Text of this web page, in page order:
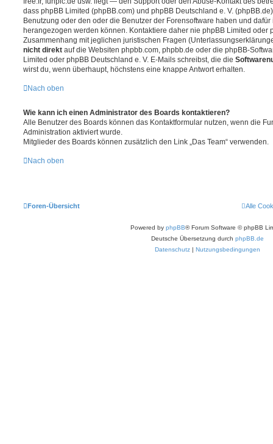
dass phpBB Limited (phpBB.com) und phpBB Deutschland e. V.
Benutzung oder den oder die Benutzer der Forensoftware haben und
herangezogen werden können. Kontaktiere daher nie phpBB Limited oder
Zusammenhang mit jeglichen juristischen Fragen
nicht direkt auf die Websiten phpbb.com, phpbb.de oder die phpBB-
Limited oder phpBB Deutschland e. V. E-Mails schreibst, die die
wirst du, wenn überhaupt, höchstens eine knappe Antwort erhalten.
Nach oben
Wie kann ich einen Administrator des Boards kontaktieren?
Alle Benutzer des Boards können das Kontaktformular nutzen, wenn die
Administration aktiviert wurde.
Mitglieder des Boards können zusätzlich den Link „Das Team“ verwenden.
Nach oben
Foren-Übersicht Alle
Powered by phpBB® Forum Software © phpBB
Deutsche Übersetzung durch phpBB.de
Datenschutz | Nutzungsbedingungen